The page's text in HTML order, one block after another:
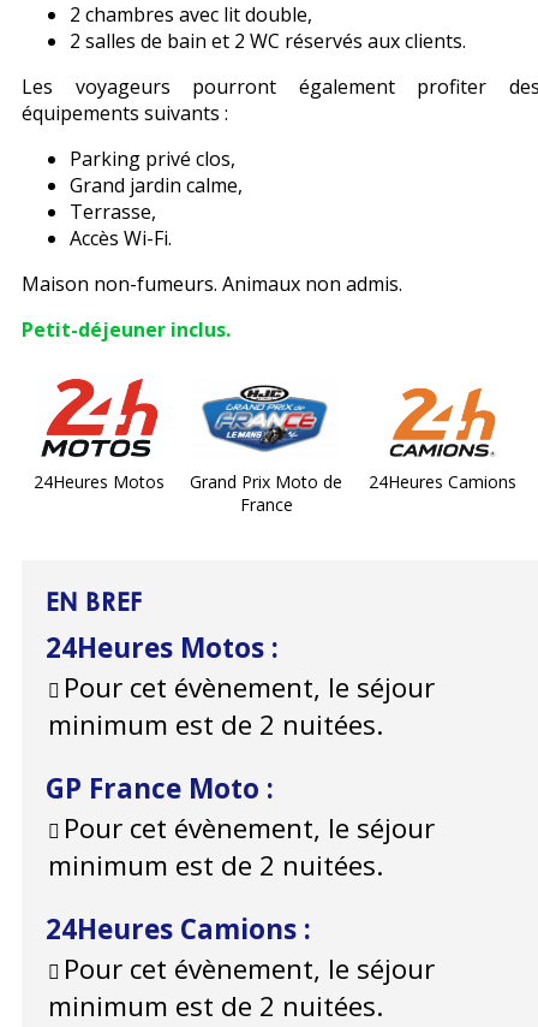
2 chambres avec lit double,
2 salles de bain et 2 WC réservés aux clients.
Les voyageurs pourront également profiter
équipements suivants :
Parking privé clos,
Grand jardin calme,
Terrasse,
Accès Wi-Fi.
Maison non-fumeurs. Animaux non admis.
Petit-déjeuner inclus.
24Heures Motos
Grand Prix Moto de
France
24Heures Camions
EN BREF
24Heures Motos :
Pour cet évènement, le séjour
minimum est de 2 nuitées.
GP France Moto :
Pour cet évènement, le séjour
minimum est de 2 nuitées.
24Heures Camions :
Pour cet évènement, le séjour
minimum est de 2 nuitées.